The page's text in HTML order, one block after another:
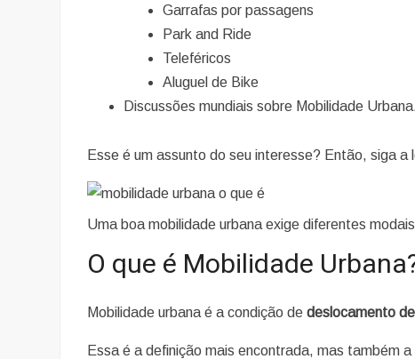
Garrafas por passagens
Park and Ride
Teleféricos
Aluguel de Bike
Discussões mundiais sobre Mobilidade
Esse é um assunto do seu interesse? Então, siga a
Uma boa mobilidade urbana exige diferentes
O que é Mobilidade
Mobilidade urbana é a condição dedeslocamento
Essa é a definição mais encontrada, mas também